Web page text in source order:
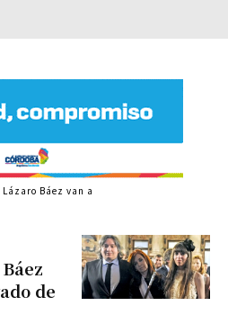
de
Báez van a